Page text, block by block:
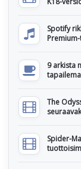
Spotify
9 arkista
The
Spider-